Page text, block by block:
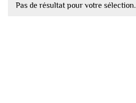
Pas de résultat pour votre sélection.